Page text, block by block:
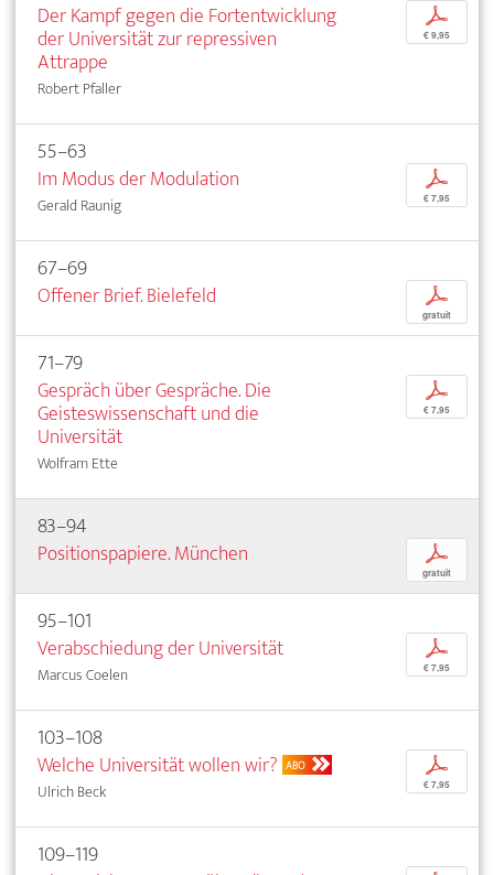
Der Kampf gegen die Fortentwicklung
der Universität zur repressiven
Attrappe
Robert Pfaller
p
€ 9,95
55–63
Im Modus der Modulation
Gerald Raunig
p
€ 7,95
67–69
Offener Brief. Bielefeld
p
gratuit
71–79
Gespräch über Gespräche. Die
Geisteswissenschaft und die
Universität
Wolfram Ette
p
€ 7,95
83–94
Positionspapiere. München
p
gratuit
95–101
Verabschiedung der Universität
Marcus Coelen
p
€ 7,95
103–108
Welche Universität wollen wir? ABO
Ulrich Beck
p
€ 7,95
109–119